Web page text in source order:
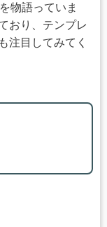
物語っていま
おり、テンプレ
注目してみてく